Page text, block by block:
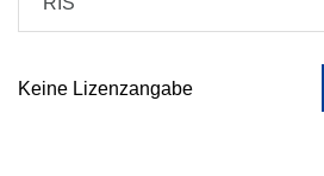
Keine Lizenzangabe